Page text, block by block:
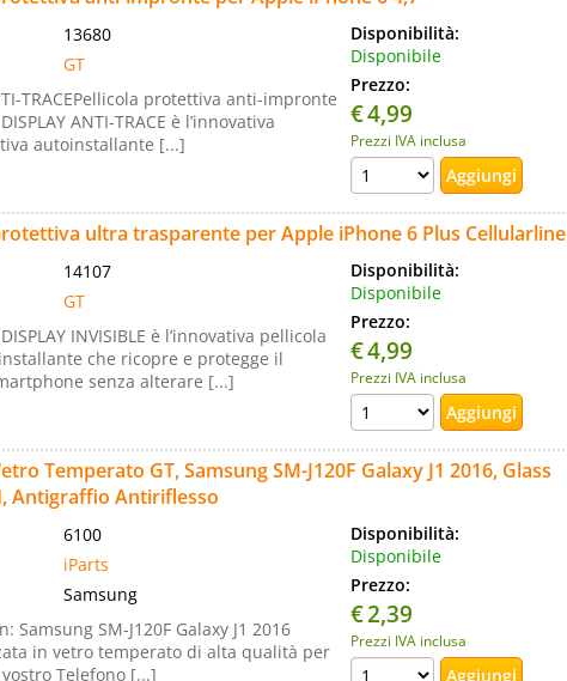
13680
GT
TRACEPellicola protettiva anti-impronte
ANTI-TRACE è l’innovativa
autoinstallante [...]
Disponibilità:
Disponibile
Prezzo:
€4,99
Prezzi IVA inclusa
ultra trasparente per Apple iPhone 6 Plus Cellularline
14107
GT
INVISIBLE è l’innovativa pellicola
che ricopre e protegge il
senza alterare [...]
Disponibilità:
Disponibile
Prezzo:
€4,99
Prezzi IVA inclusa
Temperato GT, Samsung SM-J120F Galaxy J1 2016, Glass
Antigraffio Antiriflesso
6100
iParts
Samsung
Samsung SM-J120F Galaxy J1 2016
in vetro temperato di alta qualità per
Telefono [...]
Disponibilità:
Disponibile
Prezzo:
€2,39
Prezzi IVA inclusa